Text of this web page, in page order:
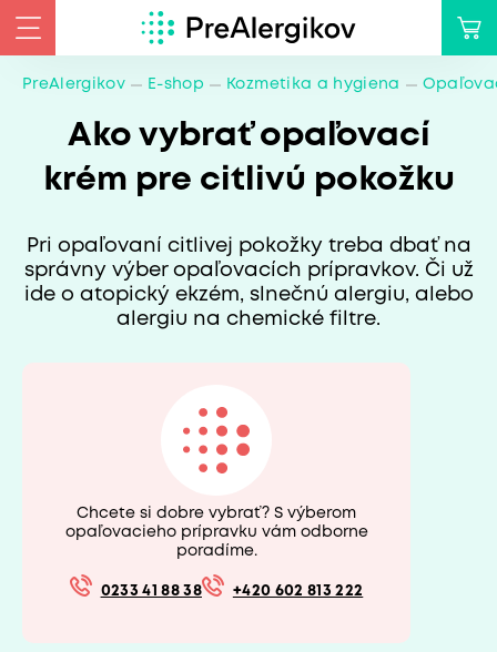
PreAlergikov E-shop Kozmetika a hygiena
Ako vybrať opaľovací
krém pre citlivú pokožku
Pri opaľovaní citlivej pokožky treba dbať na
správny výber opaľovacích prípravkov. Či už
ide o atopický ekzém, slnečnú alergiu, alebo
alergiu na chemické filtre.
Chcete si dobre vybrať? S výberom
opaľovacieho prípravku vám odborne
poradíme.
0233 41 88 38 +420 602 813 222